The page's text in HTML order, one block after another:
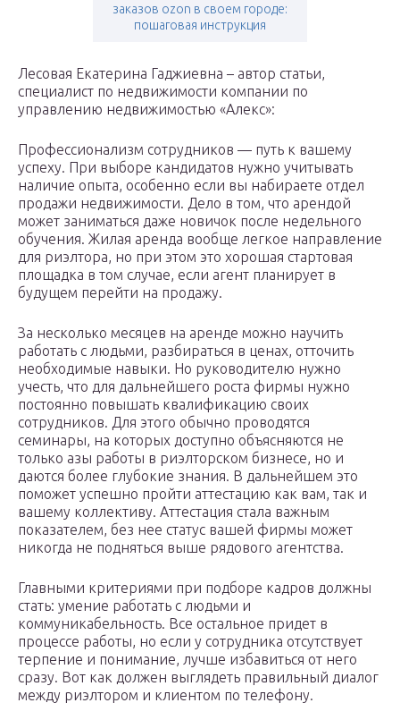
заказов ozon в своем городе:
пошаговая инструкция
Лесовая Екатерина Гаджиевна – автор статьи,
специалист по недвижимости компании по
управлению недвижимостью «Алекс»:
Профессионализм сотрудников — путь к вашему
успеху. При выборе кандидатов нужно учитывать
наличие опыта, особенно если вы набираете отдел
продажи недвижимости. Дело в том, что арендой
может заниматься даже новичок после недельного
обучения. Жилая аренда вообще легкое направление
для риэлтора, но при этом это хорошая стартовая
площадка в том случае, если агент планирует в
будущем перейти на продажу.
За несколько месяцев на аренде можно научить
работать с людьми, разбираться в ценах, отточить
необходимые навыки. Но руководителю нужно
учесть, что для дальнейшего роста фирмы нужно
постоянно повышать квалификацию своих
сотрудников. Для этого обычно проводятся
семинары, на которых доступно объясняются не
только азы работы в риэлторском бизнесе, но и
даются более глубокие знания. В дальнейшем это
поможет успешно пройти аттестацию как вам, так и
вашему коллективу. Аттестация стала важным
показателем, без нее статус вашей фирмы может
никогда не подняться выше рядового агентства.
Главными критериями при подборе кадров должны
стать: умение работать с людьми и
коммуникабельность. Все остальное придет в
процессе работы, но если у сотрудника отсутствует
терпение и понимание, лучше избавиться от него
сразу. Вот как должен выглядеть правильный диалог
между риэлтором и клиентом по телефону.